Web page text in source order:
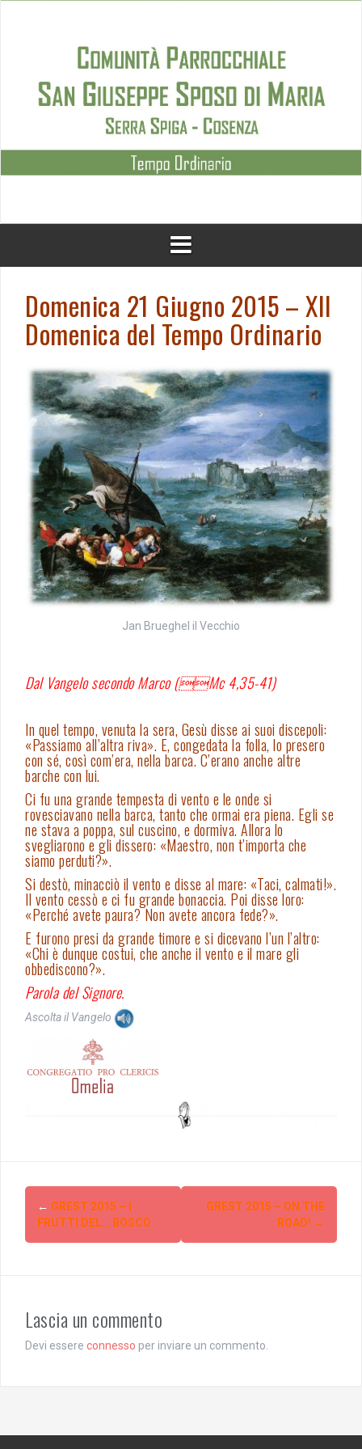
Domenica 21 Giugno 2015 – XII
Domenica del Tempo Ordinario
Jan Brueghel il Vecchio
Dal Vangelo secondo Marco (Mc 4,35-41)
In quel tempo, venuta la sera, Gesù disse ai suoi discepoli:
«Passiamo all’altra riva». E, congedata la folla, lo presero
con sé, così com’era, nella barca. C’erano anche altre
barche con lui.
Ci fu una grande tempesta di vento e le onde si
rovesciavano nella barca, tanto che ormai era piena. Egli se
ne stava a poppa, sul cuscino, e dormiva. Allora lo
svegliarono e gli dissero: «Maestro, non t’importa che
siamo perduti?».
Si destò, minacciò il vento e disse al mare: «Taci, calmati!».
Il vento cessò e ci fu grande bonaccia. Poi disse loro:
«Perché avete paura? Non avete ancora fede?».
E furono presi da grande timore e si dicevano l’un l’altro:
«Chi è dunque costui, che anche il vento e il mare gli
obbediscono?».
Parola del Signore.
Ascolta il Vangelo
Post
navigation
← GREST 2015 – I
FRUTTI DEL… BOSCO
GREST 2015 – ON THE
ROAD! →
Lascia un commento
Devi essere connesso per inviare un commento.